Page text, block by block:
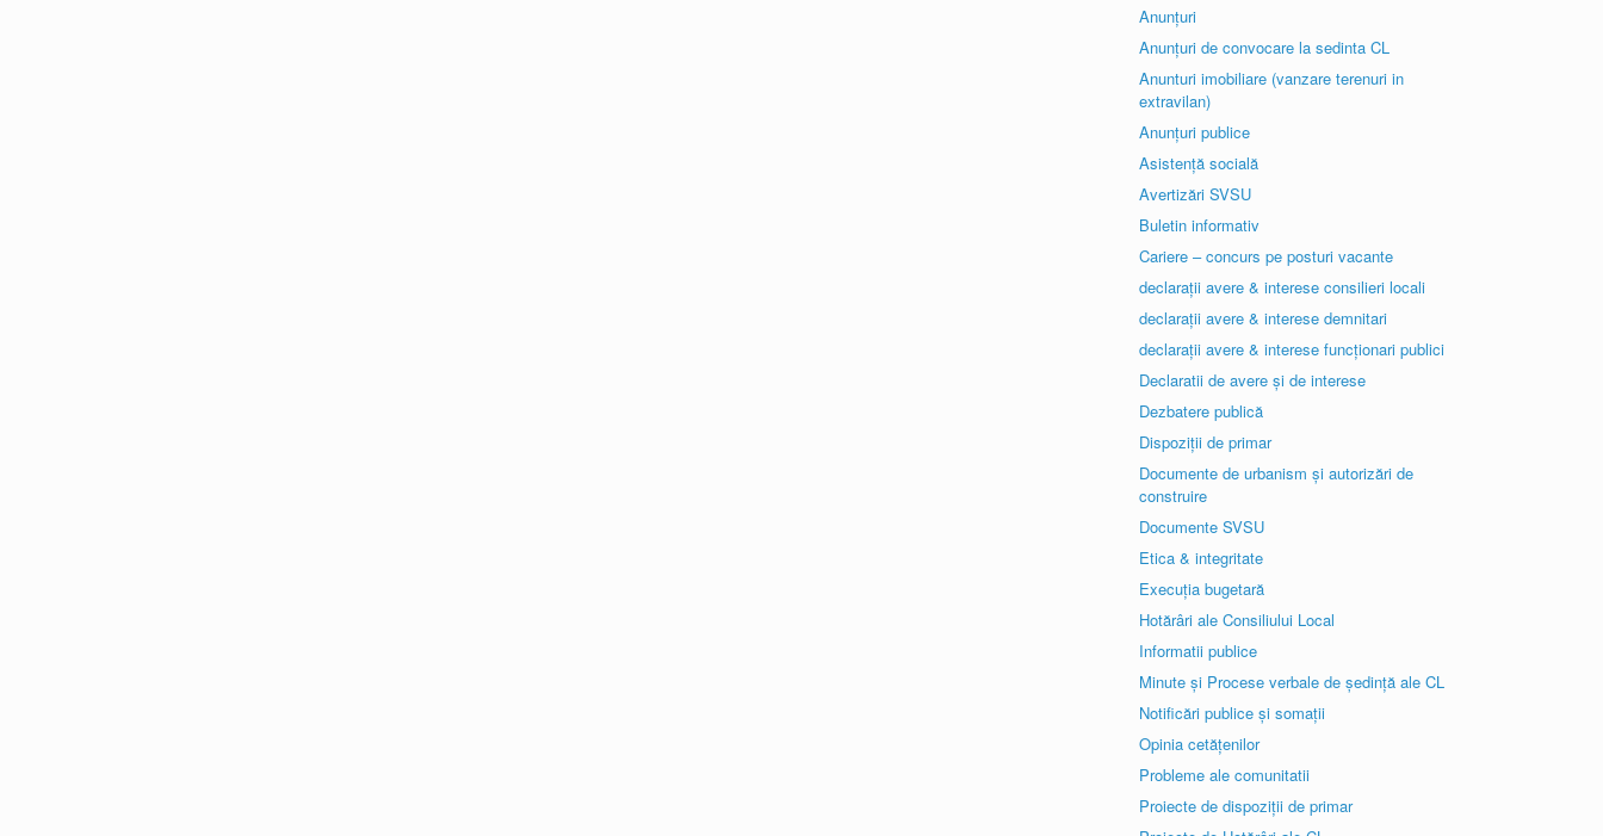
Anunțuri
Anunțuri de convocare la sedinta CL
Anunturi imobiliare (vanzare terenuri in
extravilan)
Anunțuri publice
Asistență socială
Avertizări SVSU
Buletin informativ
Cariere – concurs pe posturi vacante
declarații avere & interese consilieri locali
declarații avere & interese demnitari
declarații avere & interese funcționari publici
Declaratii de avere și de interese
Dezbatere publică
Dispoziții de primar
Documente de urbanism și autorizări de
construire
Documente SVSU
Etica & integritate
Execuția bugetară
Hotărâri ale Consiliului Local
Informatii publice
Minute și Procese verbale de ședință ale CL
Notificări publice și somații
Opinia cetățenilor
Probleme ale comunitatii
Proiecte de dispoziții de primar